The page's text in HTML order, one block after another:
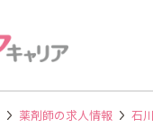
薬剤師の求人情報 石